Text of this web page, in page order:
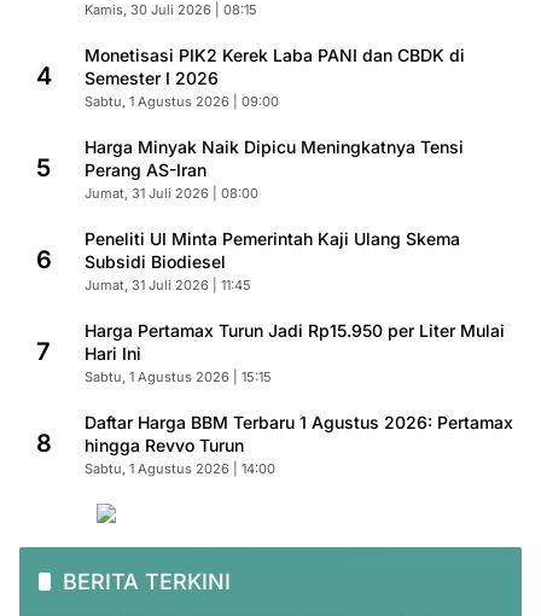
Kamis, 30 Juli 2026 | 08:15
4
Monetisasi PIK2 Kerek Laba PANI dan CBDK di
Semester I 2026
Sabtu, 1 Agustus 2026 | 09:00
5
Harga Minyak Naik Dipicu Meningkatnya Tensi
Perang AS-Iran
Jumat, 31 Juli 2026 | 08:00
6
Peneliti UI Minta Pemerintah Kaji Ulang Skema
Subsidi Biodiesel
Jumat, 31 Juli 2026 | 11:45
7
Harga Pertamax Turun Jadi Rp15.950 per Liter Mulai
Hari Ini
Sabtu, 1 Agustus 2026 | 15:15
8
Daftar Harga BBM Terbaru 1 Agustus 2026: Pertamax
hingga Revvo Turun
Sabtu, 1 Agustus 2026 | 14:00
BERITA TERKINI